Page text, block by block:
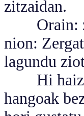
zitzaidan.
Orain:
nion:
lagundu
Hi
hangoak